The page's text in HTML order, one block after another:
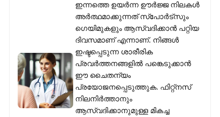
ഇന്നത്തെ ഉയർന്ന ഊർജ്ജ നിലകൾ
അർത്ഥമാക്കുന്നത് സ്പോർട്സും
ഗെയിമുകളും ആസ്വദിക്കാൻ പറ്റിയ
ദിവസമാണ് എന്നാണ്. നിങ്ങൾ
ഇഷ്ടപ്പെടുന്ന ശാരീരിക
പ്രവർത്തനങ്ങളിൽ പങ്കെടുക്കാൻ
ഈ ചൈതന്യം
പ്രയോജനപ്പെടുത്തുക. ഫിറ്റ്നസ്
നിലനിർത്താനും
ആസ്വദിക്കാനുമുള്ള മികച്ച